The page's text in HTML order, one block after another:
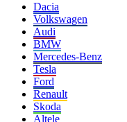
Dacia
Volkswagen
Audi
BMW
Mercedes-Benz
Tesla
Ford
Renault
Skoda
Altele